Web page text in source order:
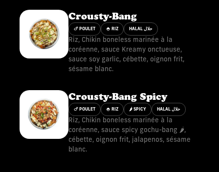
Crousty-Bang
🍗 POULET 🍚 RIZ HALAL حلال
Riz, Chikin boneless marinée à la
coréenne, sauce Kreamy onctueuse,
sauce soy garlic, cébette, oignon frit,
sésame blanc.
Crousty-Bang Spicy
🍗 POULET 🍚 RIZ 🌶 SPICY HALAL حلال
Riz, Chikin boneless marinée à la
coréenne, sauce spicy gochu-bang 🌶️,
cébette, oignon frit, jalapenos, sésame
blanc.